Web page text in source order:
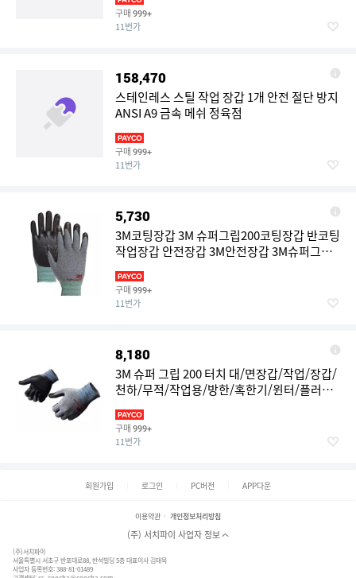
구매 999+
11번가
158,470
스테인레스 스틸 작업 장갑 1개 안전 절단 방지
ANSI A9 금속 메쉬 정육점
구매 999+
11번가
5,730
3M코팅장갑 3M 슈퍼그립200코팅장갑 반코팅
작업장갑 안전장갑 3M안전장갑 3M슈퍼그립
200 슈퍼그립200 3M장
구매 999+
11번가
8,180
3M 슈퍼 그립 200 터치 대/면장갑/작업/장갑/
천하/무적/작업용/방한/혹한기/윈터/플러스/
겨울/흰장갑/방한
구매 999+
11번가
회원가입 로그인 PC버전 APP다운
이용약관 개인정보처리방침
(주) 서치파이 사업자 정보
(주)서치파이
서울특별시 서초구 반포대로88, 반석빌딩 5층 대표이사 김태묵
사업자 등록번호: 388-81-01489